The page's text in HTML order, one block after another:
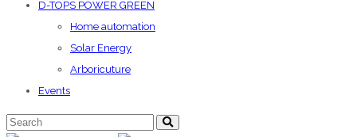
D-TOPS POWER GREEN
Home automation
Solar Energy
Arboricuture
Events